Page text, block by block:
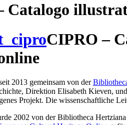
Catalogo
CIPRO –
2013 gemeinsam von der
Direktion Elisabeth Kieven,
Projekt. Die wissenschaftliche
2002 von der Bibliotheca